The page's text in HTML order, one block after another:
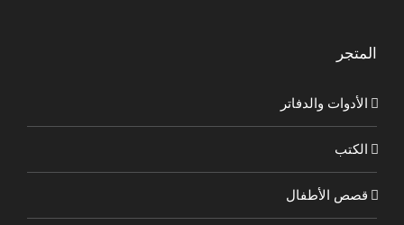
المتجر
الأدوات والدفاتر
الكتب
قصص الأطفال